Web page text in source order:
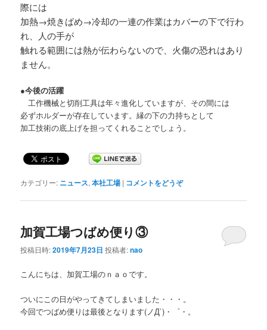
際には
加熱→焼きばめ→冷却の一連の作業はカバーの下で行わ
れ、人の手が
触れる範囲には熱が伝わらないので、火傷の恐れはあり
ません。
●今後の活躍
工作機械と切削工具は年々進化していますが、その間には
必ずホルダーが存在しています。縁の下の力持ちとして
加工技術の底上げを担ってくれることでしょう。
カテゴリー: ニュース,本社工場 | コメントをどうぞ
加賀工場つばめ便り③
投稿日時:2019年7月23日 投稿者:nao
こんにちは、加賀工場のｎａｏです。
ついにこの日がやってきてしまいました・・・。
今回でつばめ便りは最後となります(ノД`)・゜・。